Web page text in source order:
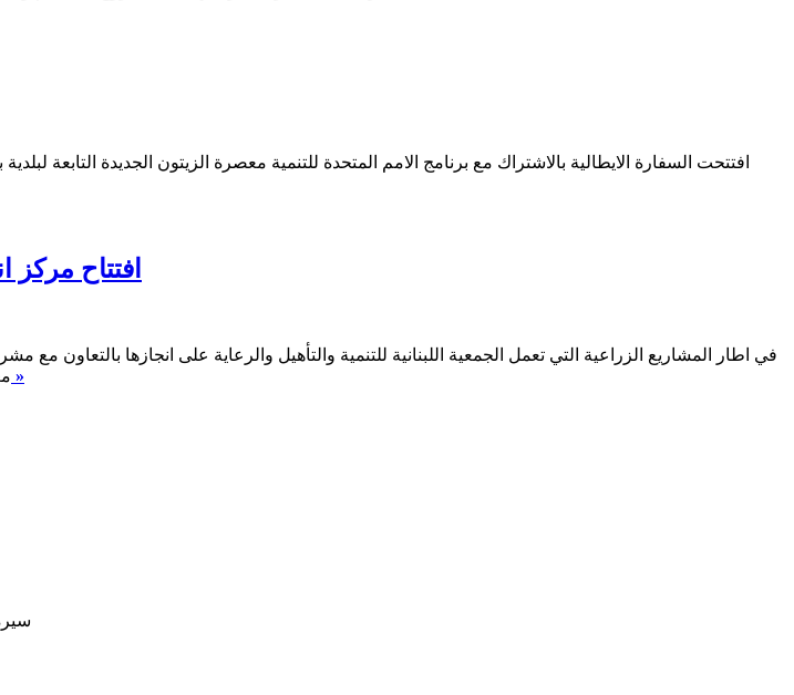
افتتحت السفارة الايطالية بالاشتراك مع برنامج الامم المتحدة للتنمية معصرة الزيتون الجديدة
افتتاح مركز
في اطار المشاريع الزراعية التي تعمل الجمعية اللبنانية للتنمية والتأهيل والرعاية على انجازها بالتعاون
اقرأ المزيد »